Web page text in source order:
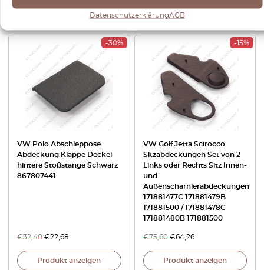
DatenschutzerklärungAGB
Produkt anzeigen Produkt anzeigen
-30%
VW Polo Abschleppöse
Abdeckung Klappe Deckel
hintere Stoßstange Schwarz
867807441
€32,40 €22,68
Produkt anzeigen
-15%
VW Golf Jetta Scirocco
Sitzabdeckungen Set von 2
Links oder Rechts Sitz Innen-
und
Außenscharnierabdeckungen
171881477C 171881479B
171881500 / 171881478C
171881480B 171881500
€75,60 €64,26
Produkt anzeigen